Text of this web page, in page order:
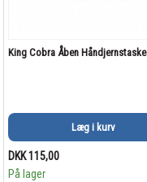
King Cobra Åben Håndjernstaske
Læg i kurv
DKK 115,00
På lager